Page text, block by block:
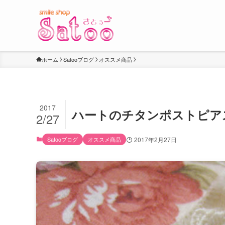
ホーム Satooブログ オススメ商品
ハートのチタンポストピ
2017
2/27
Satooブログ オススメ商品 2017年2月27日